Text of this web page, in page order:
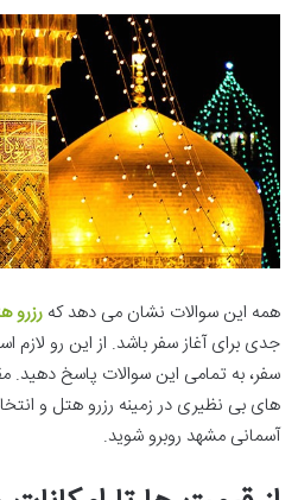
همه این سوالات نشان می دهد کهرزرو
جدی برای آغاز سفر باشد. از این رو
سفر، به تمامی این سوالات پاسخ دهید.
های بی نظیری در زمینه رزرو هتل و
آسمانی مشهد روبرو شوید.